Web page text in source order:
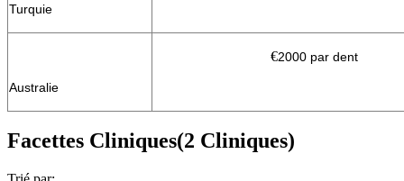
Turquie
Australie
€2000 par dent
Facettes Cliniques(2 Cliniques)